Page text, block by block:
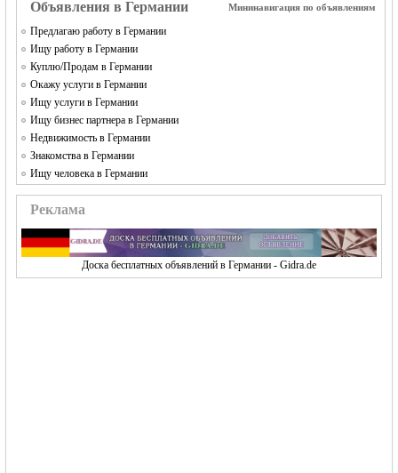
Объявления в Германии Мининавигация по объявлениям
Предлагаю работу в Германии
Ищу работу в Германии
Куплю/Продам в Германии
Окажу услуги в Германии
Ищу услуги в Германии
Ищу бизнес партнера в Германии
Недвижимость в Германии
Знакомства в Германии
Ищу человека в Германии
Реклама
Доска бесплатных объявлений в Германии - Gidra.de